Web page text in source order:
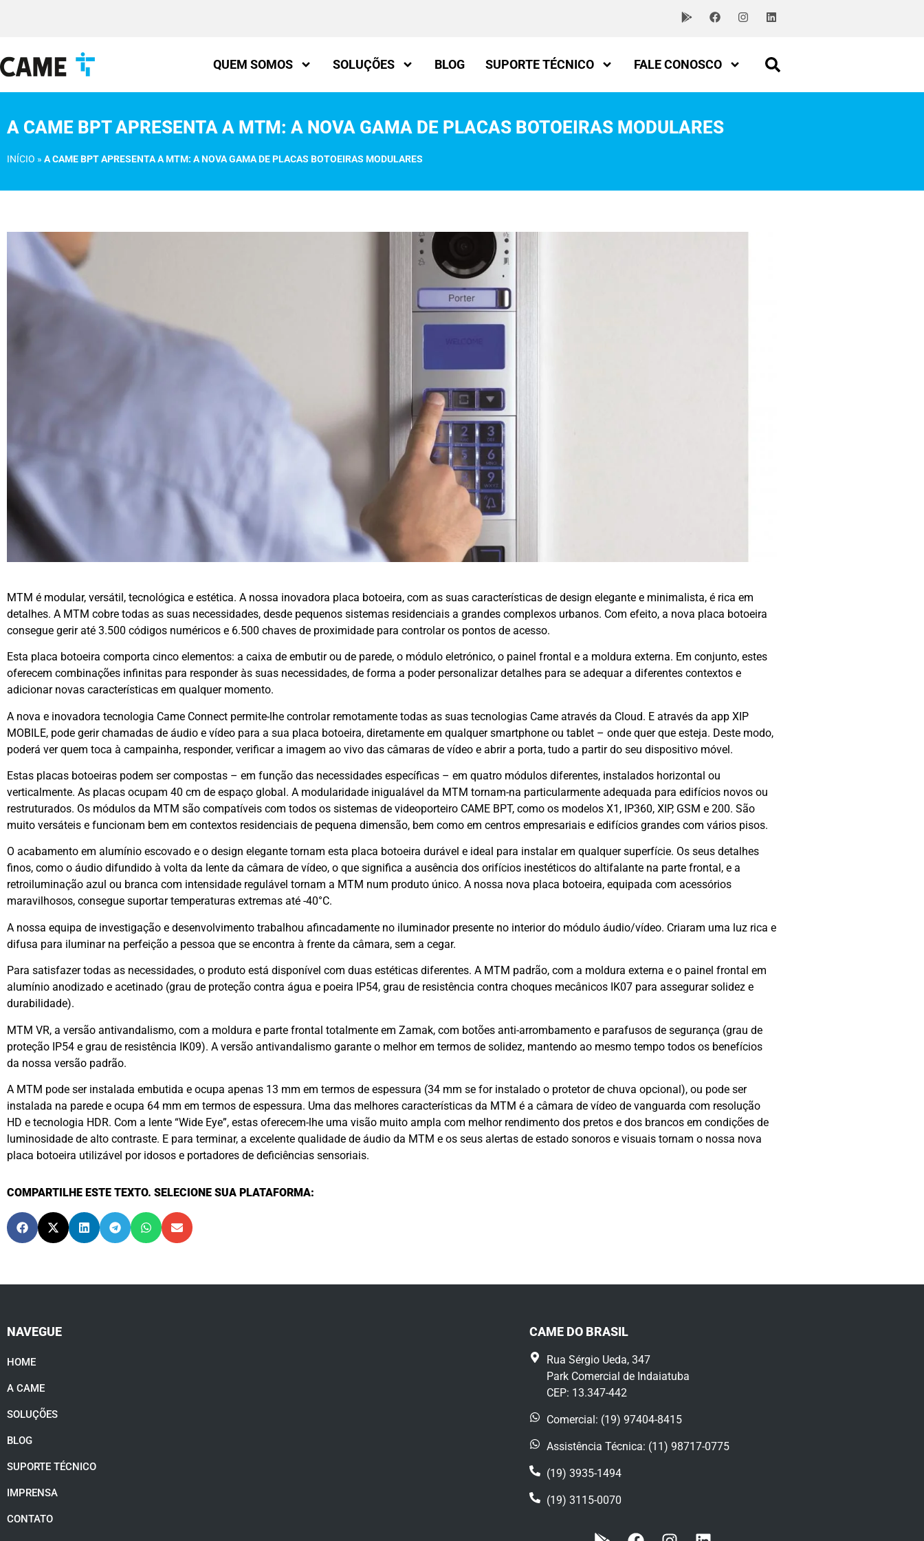
QUEM SOMOS SOLUÇÕES BLOG SUPORTE TÉCNICO FALE CONOSCO
A CAME BPT APRESENTA A MTM: A NOVA GAMA DE PLACAS BOTOEIRAS MODULARES
INÍCIO » A CAME BPT APRESENTA A MTM: A NOVA GAMA DE PLACAS BOTOEIRAS MODULARES
MTM é modular, versátil, tecnológica e estética. A nossa inovadora placa botoeira, com as suas características de design elegante e minimalista, é rica em
detalhes. A MTM cobre todas as suas necessidades, desde pequenos sistemas residenciais a grandes complexos urbanos. Com efeito, a nova placa botoeira
consegue gerir até 3.500 códigos numéricos e 6.500 chaves de proximidade para controlar os pontos de acesso.
Esta placa botoeira comporta cinco elementos: a caixa de embutir ou de parede, o módulo eletrónico, o painel frontal e a moldura externa. Em conjunto, estes
oferecem combinações infinitas para responder às suas necessidades, de forma a poder personalizar detalhes para se adequar a diferentes contextos e
adicionar novas características em qualquer momento.
A nova e inovadora tecnologia Came Connect permite-lhe controlar remotamente todas as suas tecnologias Came através da Cloud. E através da app XIP
MOBILE, pode gerir chamadas de áudio e vídeo para a sua placa botoeira, diretamente em qualquer smartphone ou tablet – onde quer que esteja. Deste modo,
poderá ver quem toca à campainha, responder, verificar a imagem ao vivo das câmaras de vídeo e abrir a porta, tudo a partir do seu dispositivo móvel.
Estas placas botoeiras podem ser compostas – em função das necessidades específicas – em quatro módulos diferentes, instalados horizontal ou
verticalmente. As placas ocupam 40 cm de espaço global. A modularidade inigualável da MTM tornam-na particularmente adequada para edifícios novos ou
restruturados. Os módulos da MTM são compatíveis com todos os sistemas de videoporteiro CAME BPT, como os modelos X1, IP360, XIP, GSM e 200. São
muito versáteis e funcionam bem em contextos residenciais de pequena dimensão, bem como em centros empresariais e edifícios grandes com vários pisos.
O acabamento em alumínio escovado e o design elegante tornam esta placa botoeira durável e ideal para instalar em qualquer superfície. Os seus detalhes
finos, como o áudio difundido à volta da lente da câmara de vídeo, o que significa a ausência dos orifícios inestéticos do altifalante na parte frontal, e a
retroiluminação azul ou branca com intensidade regulável tornam a MTM num produto único. A nossa nova placa botoeira, equipada com acessórios
maravilhosos, consegue suportar temperaturas extremas até -40°C.
A nossa equipa de investigação e desenvolvimento trabalhou afincadamente no iluminador presente no interior do módulo áudio/vídeo. Criaram uma luz rica e
difusa para iluminar na perfeição a pessoa que se encontra à frente da câmara, sem a cegar.
Para satisfazer todas as necessidades, o produto está disponível com duas estéticas diferentes. A MTM padrão, com a moldura externa e o painel frontal em
alumínio anodizado e acetinado (grau de proteção contra água e poeira IP54, grau de resistência contra choques mecânicos IK07 para assegurar solidez e
durabilidade).
MTM VR, a versão antivandalismo, com a moldura e parte frontal totalmente em Zamak, com botões anti-arrombamento e parafusos de segurança (grau de
proteção IP54 e grau de resistência IK09). A versão antivandalismo garante o melhor em termos de solidez, mantendo ao mesmo tempo todos os benefícios
da nossa versão padrão.
A MTM pode ser instalada embutida e ocupa apenas 13 mm em termos de espessura (34 mm se for instalado o protetor de chuva opcional), ou pode ser
instalada na parede e ocupa 64 mm em termos de espessura. Uma das melhores características da MTM é a câmara de vídeo de vanguarda com resolução
HD e tecnologia HDR. Com a lente “Wide Eye”, estas oferecem-lhe uma visão muito ampla com melhor rendimento dos pretos e dos brancos em condições de
luminosidade de alto contraste. E para terminar, a excelente qualidade de áudio da MTM e os seus alertas de estado sonoros e visuais tornam o nossa nova
placa botoeira utilizável por idosos e portadores de deficiências sensoriais.
COMPARTILHE ESTE TEXTO. SELECIONE SUA PLATAFORMA:
NAVEGUE
HOME
A CAME
SOLUÇÕES
BLOG
SUPORTE TÉCNICO
IMPRENSA
CONTATO
CAME DO BRASIL
Rua Sérgio Ueda, 347
Park Comercial de Indaiatuba
CEP: 13.347-442
Comercial: (19) 97404-8415
Assistência Técnica: (11) 98717-0775
(19) 3935-1494
(19) 3115-0070